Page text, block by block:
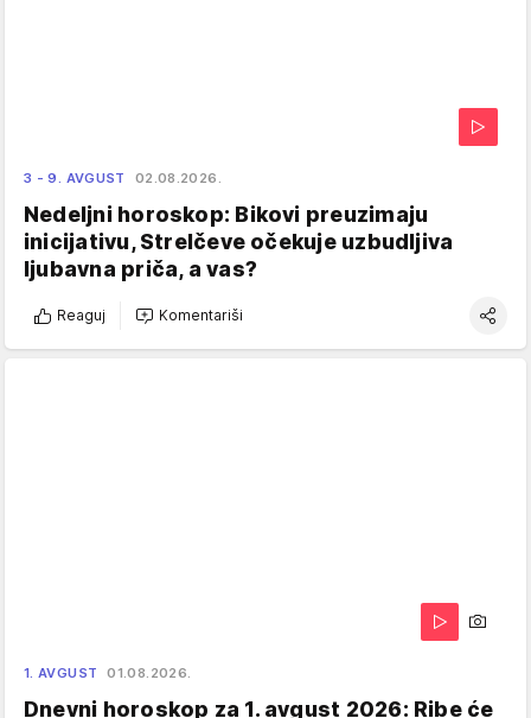
3 - 9. AVGUST 02.08.2026.
Nedeljni horoskop: Bikovi preuzimaju
inicijativu, Strelčeve očekuje uzbudljiva
ljubavna priča, a vas?
Reaguj Komentariši
1. AVGUST 01.08.2026.
Dnevni horoskop za 1. avgust 2026: Ribe će